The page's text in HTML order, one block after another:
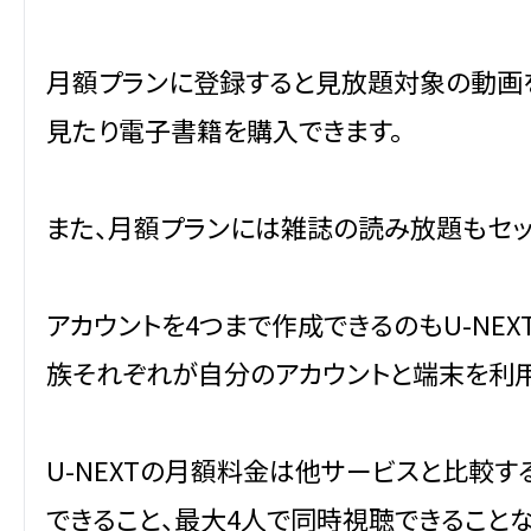
月額プランに登録すると見放題対象の動画
見たり電子書籍を購入できます。
また、月額プランには雑誌の読み放題もセ
アカウントを4つまで作成できるのもU-
族それぞれが自分のアカウントと端末を利
U-NEXTの月額料金は他サービスと比較す
できること、最大4人で同時視聴できること